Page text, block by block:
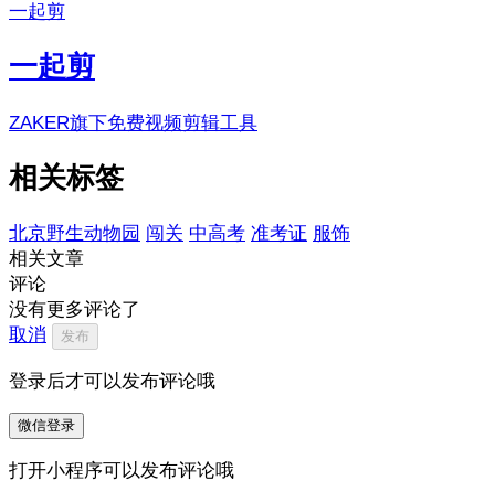
一起剪
一起剪
ZAKER旗下免费视频剪辑工具
相关标签
北京野生动物园 闯关 中高考 准考证 服饰
相关文章
评论
没有更多评论了
取消
发布
登录后才可以发布评论哦
微信登录
打开小程序可以发布评论哦